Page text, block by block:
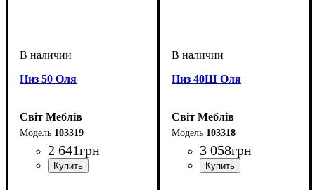
Низ 50 Оля
Світ Меблів
103319
2 641грн
Низ 40Ш Оля
Світ Меблів
103318
3 058грн